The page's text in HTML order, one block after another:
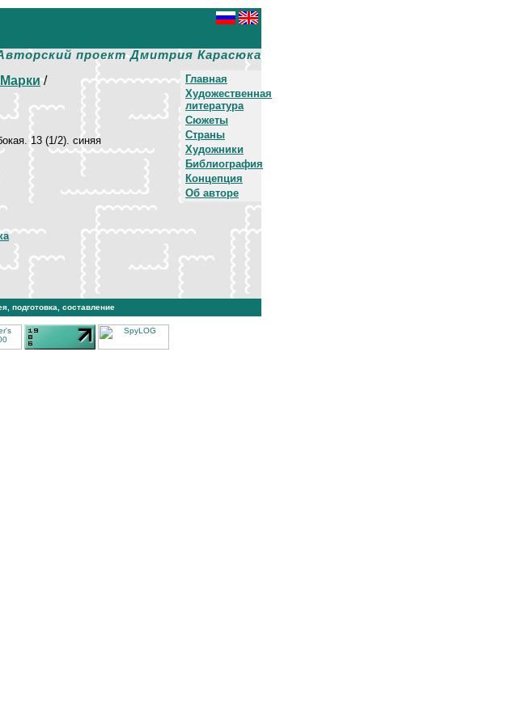
проект Дмитрия Карасюка
Главная
Художественная
литература
Сюжеты
Страны
Художники
Библиография
Концепция
Об авторе
Марки/
13 (1/2). синяя
подготовка, составление